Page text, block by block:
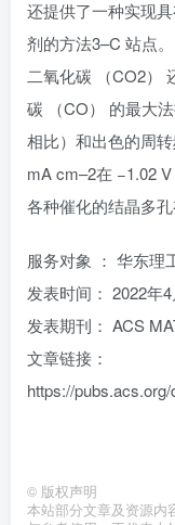
还提供了一种实现
剂的方法3–C 站点
二氧化碳 （CO2）
碳 （CO） 的最大
相比）和出色的周
mA cm–2在 −1.02
各种催化的结晶多
服务对象 ： 华东理
发表时间： 2022年4
发表期刊： ACS
文章链接：
https://
© 版权声明
本站部分文章及资源内